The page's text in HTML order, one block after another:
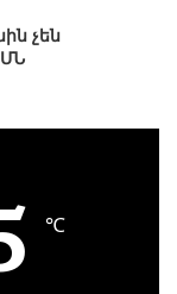
չեն
℃